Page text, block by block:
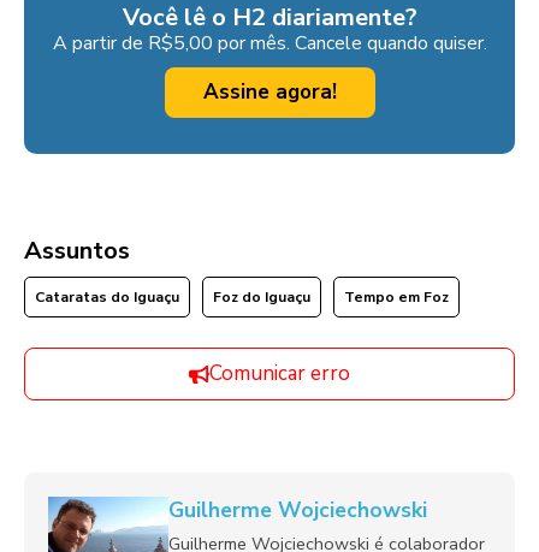
Você lê o H2 diariamente?
A partir de R$5,00 por mês. Cancele quando quiser.
Assine agora!
Assuntos
Cataratas do Iguaçu Foz do Iguaçu Tempo em Foz
Comunicar erro
Guilherme Wojciechowski
Guilherme Wojciechowski é colaborador